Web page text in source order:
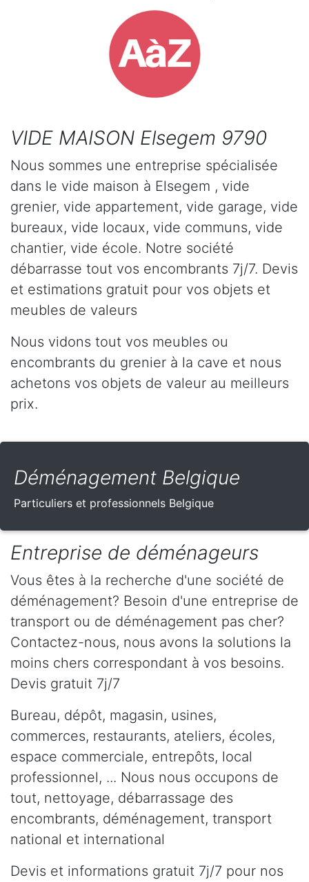
VIDE MAISON Elsegem 9790
Nous sommes une entreprise spécialisée
dans le vide maison à Elsegem , vide
grenier, vide appartement, vide garage, vide
bureaux, vide locaux, vide communs, vide
chantier, vide école. Notre société
débarrasse tout vos encombrants 7j/7. Devis
et estimations gratuit pour vos objets et
meubles de valeurs
Nous vidons tout vos meubles ou
encombrants du grenier à la cave et nous
achetons vos objets de valeur au meilleurs
prix.
Déménagement Belgique
Particuliers et professionnels Belgique
Entreprise de déménageurs
Vous êtes à la recherche d'une société de
déménagement? Besoin d'une entreprise de
transport ou de déménagement pas cher?
Contactez-nous, nous avons la solutions la
moins chers correspondant à vos besoins.
Devis gratuit 7j/7
Bureau, dépôt, magasin, usines,
commerces, restaurants, ateliers, écoles,
espace commerciale, entrepôts, local
professionnel, ... Nous nous occupons de
tout, nettoyage, débarrassage des
encombrants, déménagement, transport
national et international
Devis et informations gratuit 7j/7 pour nos